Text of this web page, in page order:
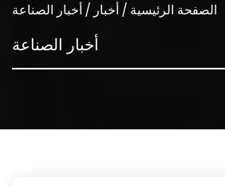
الصفحة الرئيسية /أخبار /أخبار الصناعة
أخبار الصناعة